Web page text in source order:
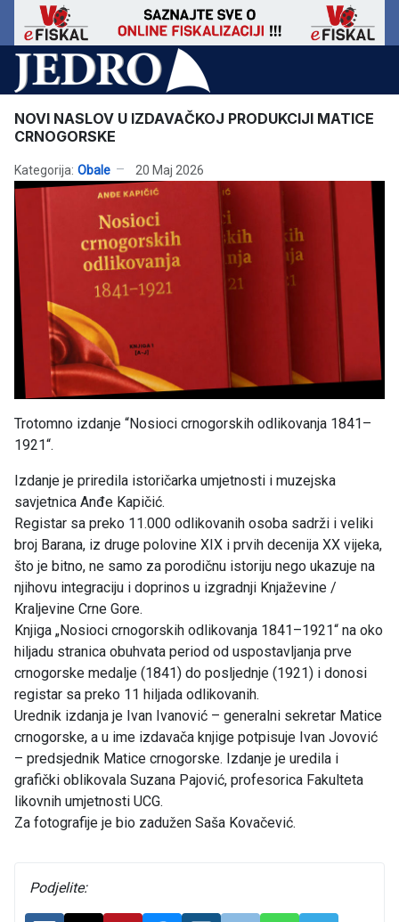
NOVI NASLOV U IZDAVAČKOJ PRODUKCIJI MATICE
CRNOGORSKE
Kategorija: Obale 20 Maj 2026
Trotomno izdanje “Nosioci crnogorskih odlikovanja 1841–
1921“.
Izdanje je priredila istoričarka umjetnosti i muzejska
savjetnica Anđe Kapičić.
Registar sa preko 11.000 odlikovanih osoba sadrži i veliki
broj Barana, iz druge polovine XIX i prvih decenija XX vijeka,
što je bitno, ne samo za porodičnu istoriju nego ukazuje na
njihovu integraciju i doprinos u izgradnji Knjaževine /
Kraljevine Crne Gore.
Knjiga „Nosioci crnogorskih odlikovanja 1841–1921“ na oko
hiljadu stranica obuhvata period od uspostavljanja prve
crnogorske medalje (1841) do posljednje (1921) i donosi
registar sa preko 11 hiljada odlikovanih.
Urednik izdanja je Ivan Ivanović – generalni sekretar Matice
crnogorske, a u ime izdavača knjige potpisuje Ivan Jovović
– predsjednik Matice crnogorske. Izdanje je uredila i
grafički oblikovala Suzana Pajović, profesorica Fakulteta
likovnih umjetnosti UCG.
Za fotografije je bio zadužen Saša Kovačević.
Podjelite: